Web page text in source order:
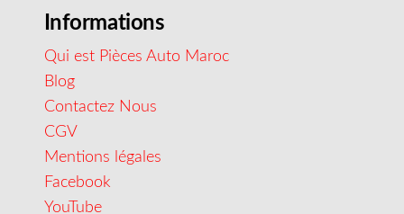
Informations
Qui est Pièces Auto Maroc
Blog
Contactez Nous
CGV
Mentions légales
Facebook
YouTube